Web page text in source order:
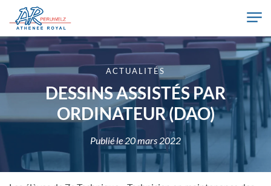
Skip to main content
Athénée Royal de Péruwelz
ACTUALITÉS
DESSINS ASSISTÉS PAR
ORDINATEUR (DAO)
Publié le20 mars 2022